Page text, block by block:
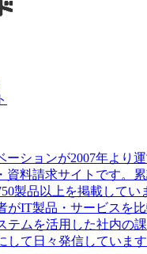
ーションが2007年より
資料請求サイトです。
製品以上を掲載してい
がIT製品・サービスを
テムを活用した社内の
して日々発信しています